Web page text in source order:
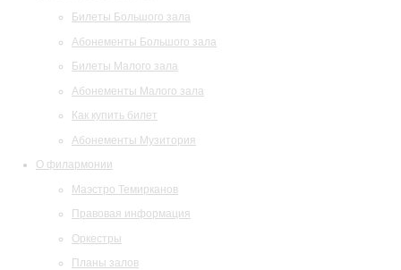
Билеты Большого зала
Абонементы Большого зала
Билеты Малого зала
Абонементы Малого зала
Как купить билет
Абонементы Музитория
О филармонии
Маэстро Темирканов
Правовая информация
Оркестры
Планы залов